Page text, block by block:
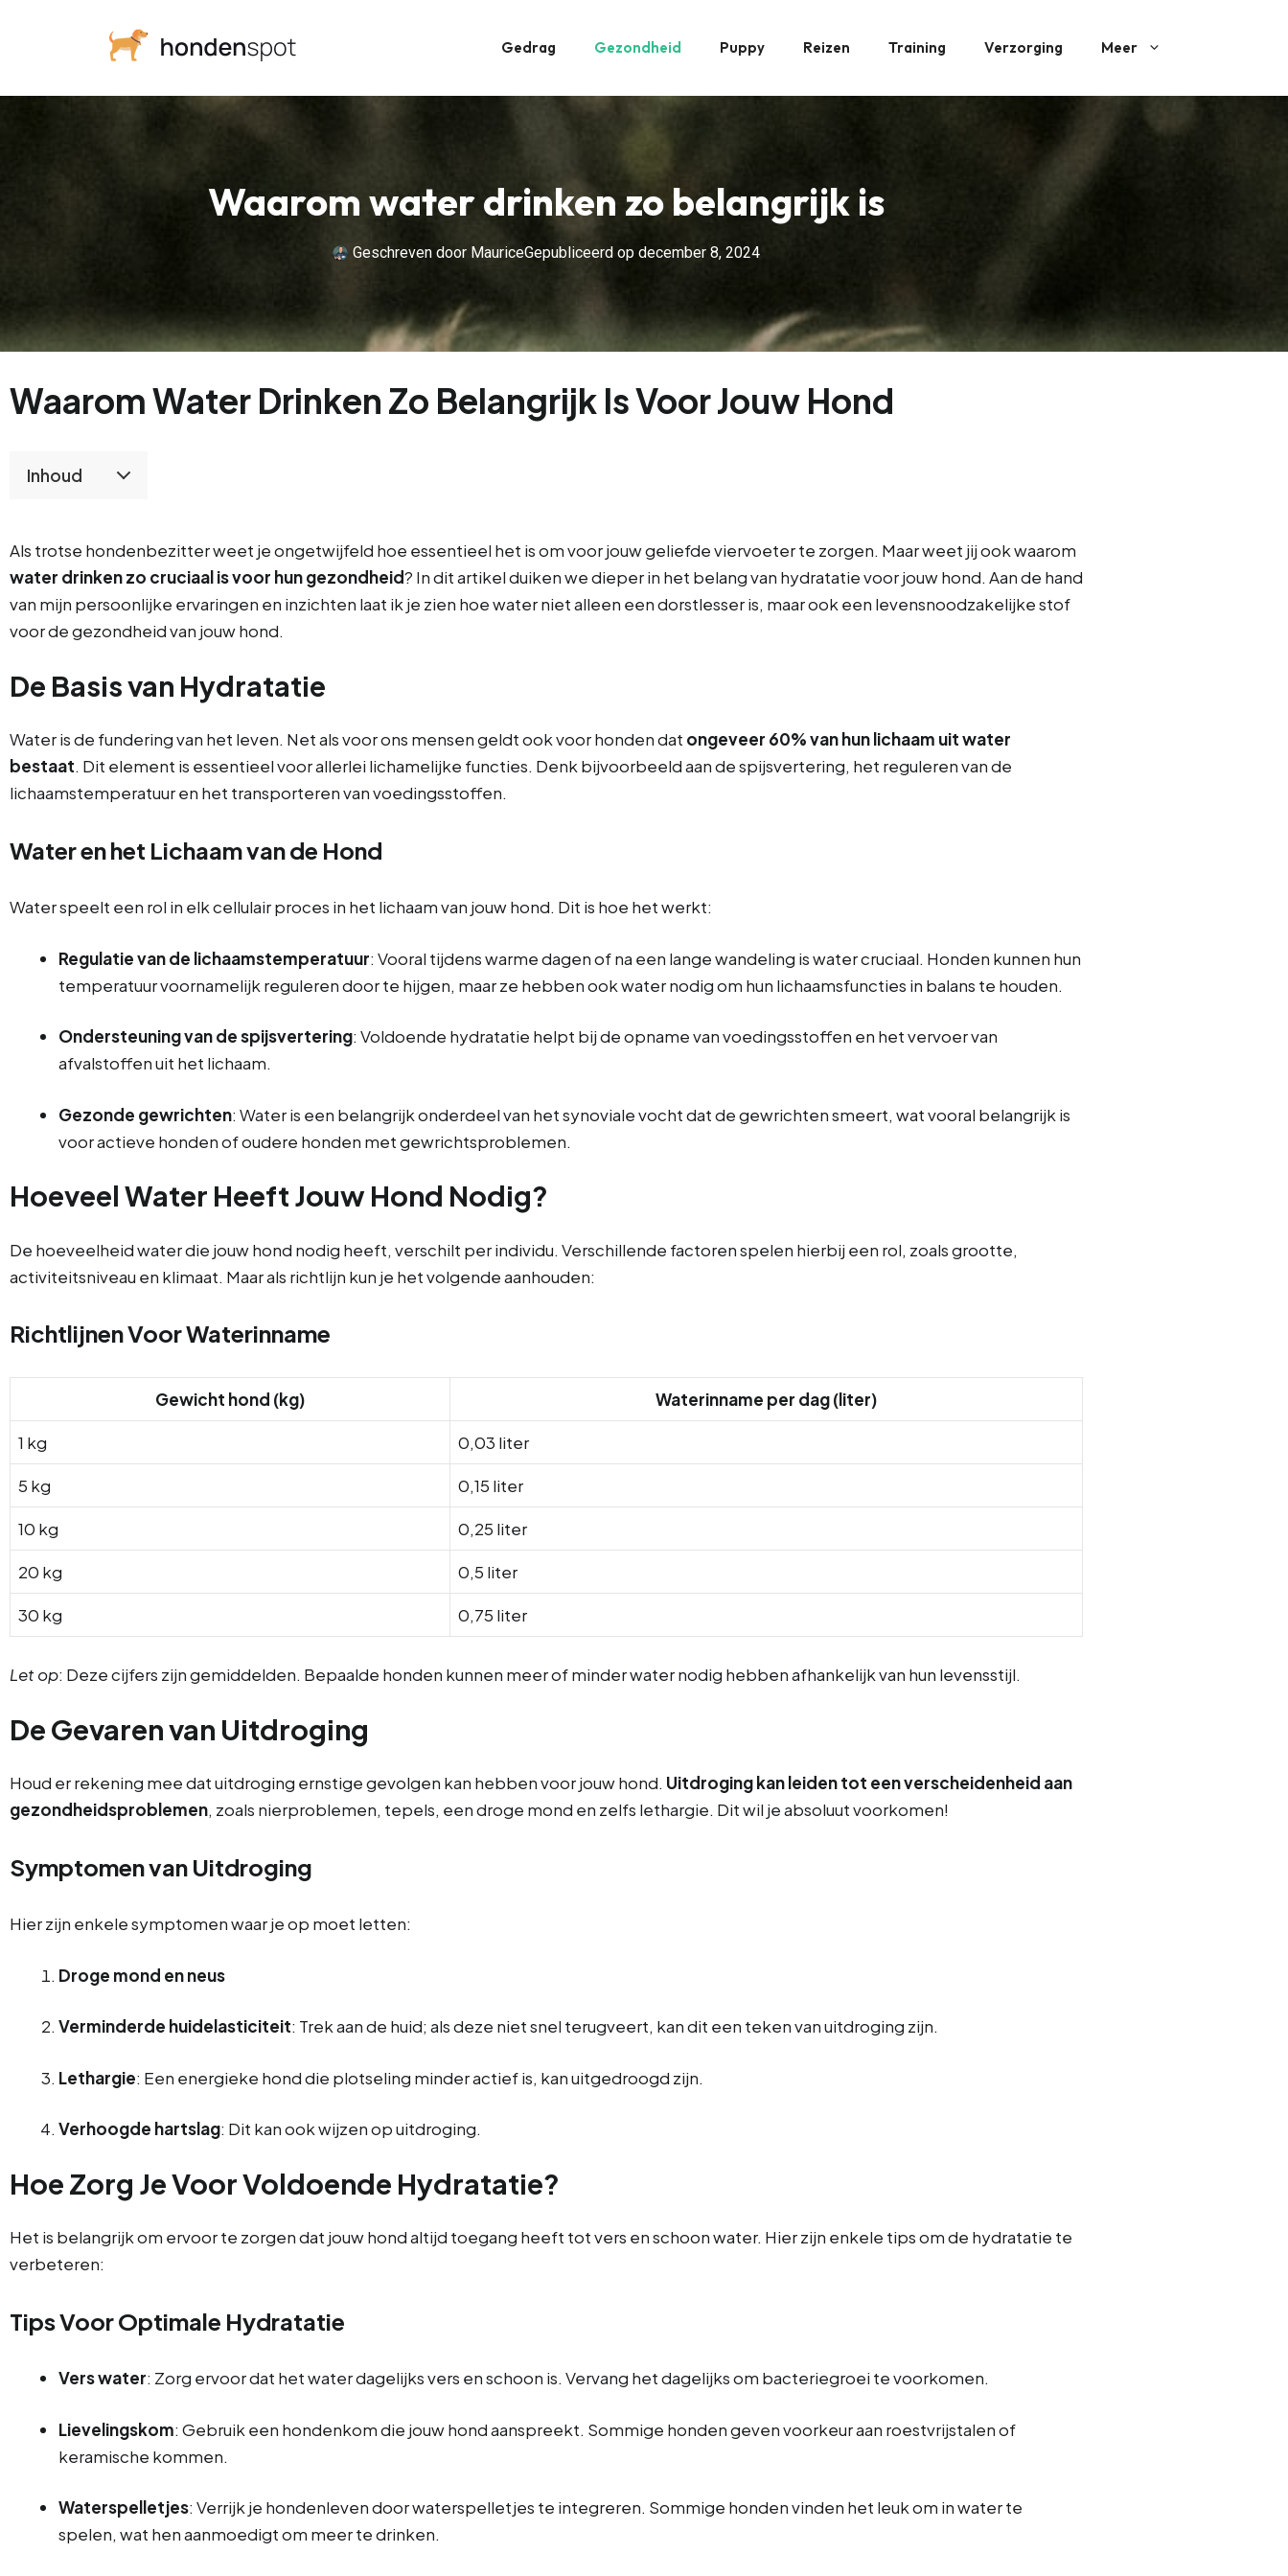
Gedrag Gezondheid Puppy Reizen Training Verzorging Meer
Waarom water drinken zo belangrijk is
Geschreven door MauriceGepubliceerd op december 8, 2024
Waarom Water Drinken Zo Belangrijk Is Voor Jouw Hond
Inhoud
Als trotse hondenbezitter weet je ongetwijfeld hoe essentieel het is om voor jouw geliefde viervoeter te zorgen. Maar weet jij ook waarom
water drinken zo cruciaal is voor hun gezondheid? In dit artikel duiken we dieper in het belang van hydratatie voor jouw hond. Aan de hand
van mijn persoonlijke ervaringen en inzichten laat ik je zien hoe water niet alleen een dorstlesser is, maar ook een levensnoodzakelijke stof
voor de gezondheid van jouw hond.
De Basis van Hydratatie
Water is de fundering van het leven. Net als voor ons mensen geldt ook voor honden dat ongeveer 60% van hun lichaam uit water
bestaat. Dit element is essentieel voor allerlei lichamelijke functies. Denk bijvoorbeeld aan de spijsvertering, het reguleren van de
lichaamstemperatuur en het transporteren van voedingsstoffen.
Water en het Lichaam van de Hond
Water speelt een rol in elk cellulair proces in het lichaam van jouw hond. Dit is hoe het werkt:
Regulatie van de lichaamstemperatuur: Vooral tijdens warme dagen of na een lange wandeling is water cruciaal. Honden kunnen hun
temperatuur voornamelijk reguleren door te hijgen, maar ze hebben ook water nodig om hun lichaamsfuncties in balans te houden.
Ondersteuning van de spijsvertering: Voldoende hydratatie helpt bij de opname van voedingsstoffen en het vervoer van
afvalstoffen uit het lichaam.
Gezonde gewrichten: Water is een belangrijk onderdeel van het synoviale vocht dat de gewrichten smeert, wat vooral belangrijk is
voor actieve honden of oudere honden met gewrichtsproblemen.
Hoeveel Water Heeft Jouw Hond Nodig?
De hoeveelheid water die jouw hond nodig heeft, verschilt per individu. Verschillende factoren spelen hierbij een rol, zoals grootte,
activiteitsniveau en klimaat. Maar als richtlijn kun je het volgende aanhouden:
Richtlijnen Voor Waterinname
Gewicht hond (kg) Waterinname per dag (liter)
1 kg 0,03 liter
5 kg 0,15 liter
10 kg 0,25 liter
20 kg 0,5 liter
30 kg 0,75 liter
Let op: Deze cijfers zijn gemiddelden. Bepaalde honden kunnen meer of minder water nodig hebben afhankelijk van hun levensstijl.
De Gevaren van Uitdroging
Houd er rekening mee dat uitdroging ernstige gevolgen kan hebben voor jouw hond. Uitdroging kan leiden tot een verscheidenheid aan
gezondheidsproblemen, zoals nierproblemen, tepels, een droge mond en zelfs lethargie. Dit wil je absoluut voorkomen!
Symptomen van Uitdroging
Hier zijn enkele symptomen waar je op moet letten:
Droge mond en neus
Verminderde huidelasticiteit: Trek aan de huid; als deze niet snel terugveert, kan dit een teken van uitdroging zijn.
Lethargie: Een energieke hond die plotseling minder actief is, kan uitgedroogd zijn.
Verhoogde hartslag: Dit kan ook wijzen op uitdroging.
Hoe Zorg Je Voor Voldoende Hydratatie?
Het is belangrijk om ervoor te zorgen dat jouw hond altijd toegang heeft tot vers en schoon water. Hier zijn enkele tips om de hydratatie te
verbeteren:
Tips Voor Optimale Hydratatie
Vers water: Zorg ervoor dat het water dagelijks vers en schoon is. Vervang het dagelijks om bacteriegroei te voorkomen.
Lievelingskom: Gebruik een hondenkom die jouw hond aanspreekt. Sommige honden geven voorkeur aan roestvrijstalen of
keramische kommen.
Waterspelletjes: Verrijk je hondenleven door waterspelletjes te integreren. Sommige honden vinden het leuk om in water te
spelen, wat hen aanmoedigt om meer te drinken.